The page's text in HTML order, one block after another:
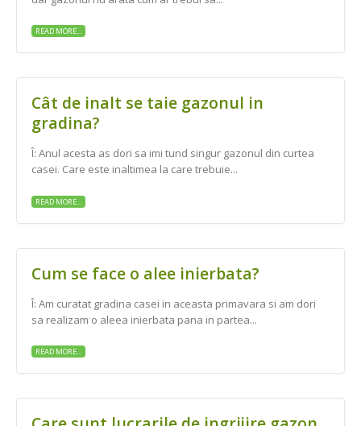
READ MORE...
Cât de inalt se taie gazonul in
gradina?
Î: Anul acesta as dori sa imi tund singur gazonul din curtea
casei. Care este inaltimea la care trebuie...
READ MORE...
Cum se face o alee inierbata?
Î: Am curatat gradina casei in aceasta primavara si am dori
sa realizam o aleea inierbata pana in partea...
READ MORE...